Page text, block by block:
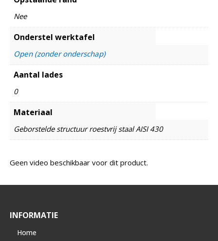
Nee
Onderstel werktafel
Open (zonder onderschap)
Aantal lades
0
Materiaal
Geborstelde structuur roestvrij staal AISI 430
Geen video beschikbaar voor dit product.
INFORMATIE
Home